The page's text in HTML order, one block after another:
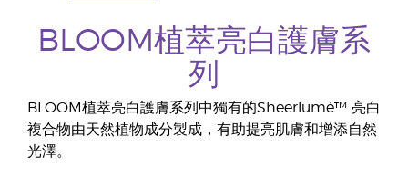
BLOOM植萃亮白護膚系
列
BLOOM植萃亮白護膚系列中獨有的Sheerlumé™ 亮白
複合物由天然植物成分製成，有助提亮肌膚和增添自然
光澤。